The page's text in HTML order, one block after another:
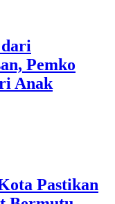
Pemko
Anak
Pastikan